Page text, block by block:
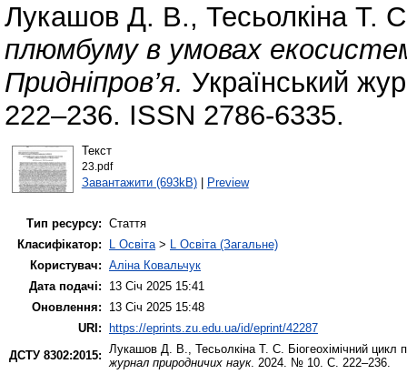
Лукашов Д. В., Тесьолкіна Т.
плюмбуму в умовах
Придніпров’я. Український
222–236. ISSN 2786-6335.
Текст
23.pdf
Завантажити (693kB)| Preview
Тип ресурсу: Стаття
Класифікатор:
L Освіта> L Освіта (Загальне)
Користувач: Аліна Ковальчук
Дата подачі:
13 Січ 2025 15:41
Оновлення:
13 Січ 2025 15:48
URI:
https://eprints.zu.edu.ua/id/eprint/42287
ДСТУ 8302:2015: Лукашов Д. В., Тесьолкіна Т. С. Біогеохімічний
журнал природничих наук. 2024. № 10. С. 222–236.